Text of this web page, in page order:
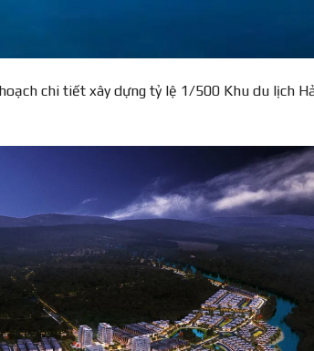
chi tiết xây dựng tỷ lệ 1/500 Khu du lịch